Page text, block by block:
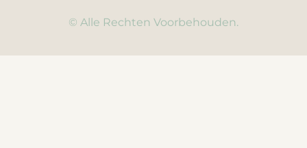
© Alle Rechten Voorbehouden.